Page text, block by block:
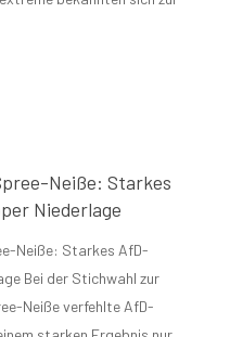
Neiße: Starkes
Niederlage
Neiße: Starkes AfD-
Bei der Stichwahl zur
Neiße verfehlte AfD-